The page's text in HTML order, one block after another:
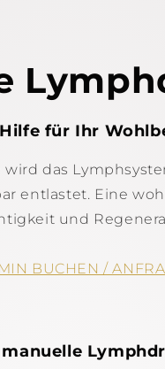
für Ihr
das
entlastet. Eine
und
BUCHEN /